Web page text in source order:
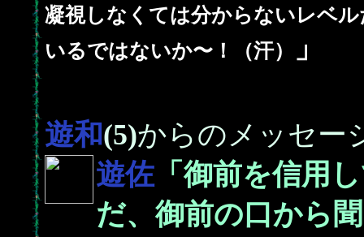
凝視しなくては分からないレベ
いるではないか〜！（汗）
」
遊和(5)からのメッセー
遊佐「御前を信用
だ、御前の口から